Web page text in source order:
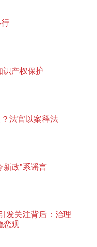
识产权保护
法官以案释法
新政”系谣言
发关注背后：治理
恋观